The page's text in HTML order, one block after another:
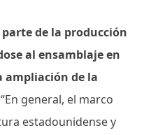
de la producción
al ensamblaje en
ampliación de la
general, el marco
estadounidense y